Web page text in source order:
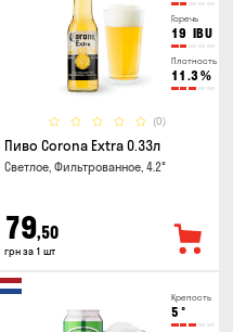
Горечь
19 IBU
Плотность
11.3%
(0)
Пиво Corona Extra 0.33л
Светлое, Фильтрованное, 4.2°
79,50
грн за 1 шт
Крепость
5 °